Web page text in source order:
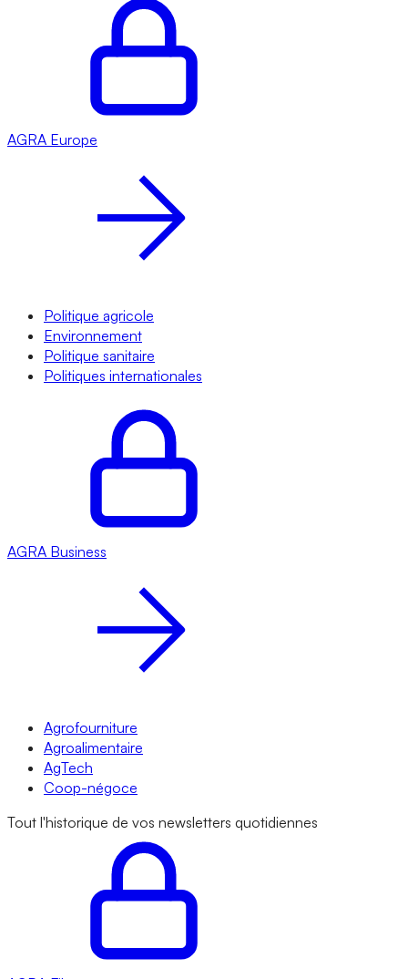
AGRA Europe
Politique agricole
Environnement
Politique sanitaire
Politiques internationales
AGRA Business
Agrofourniture
Agroalimentaire
AgTech
Coop-négoce
Tout l'historique de vos newsletters quotidiennes